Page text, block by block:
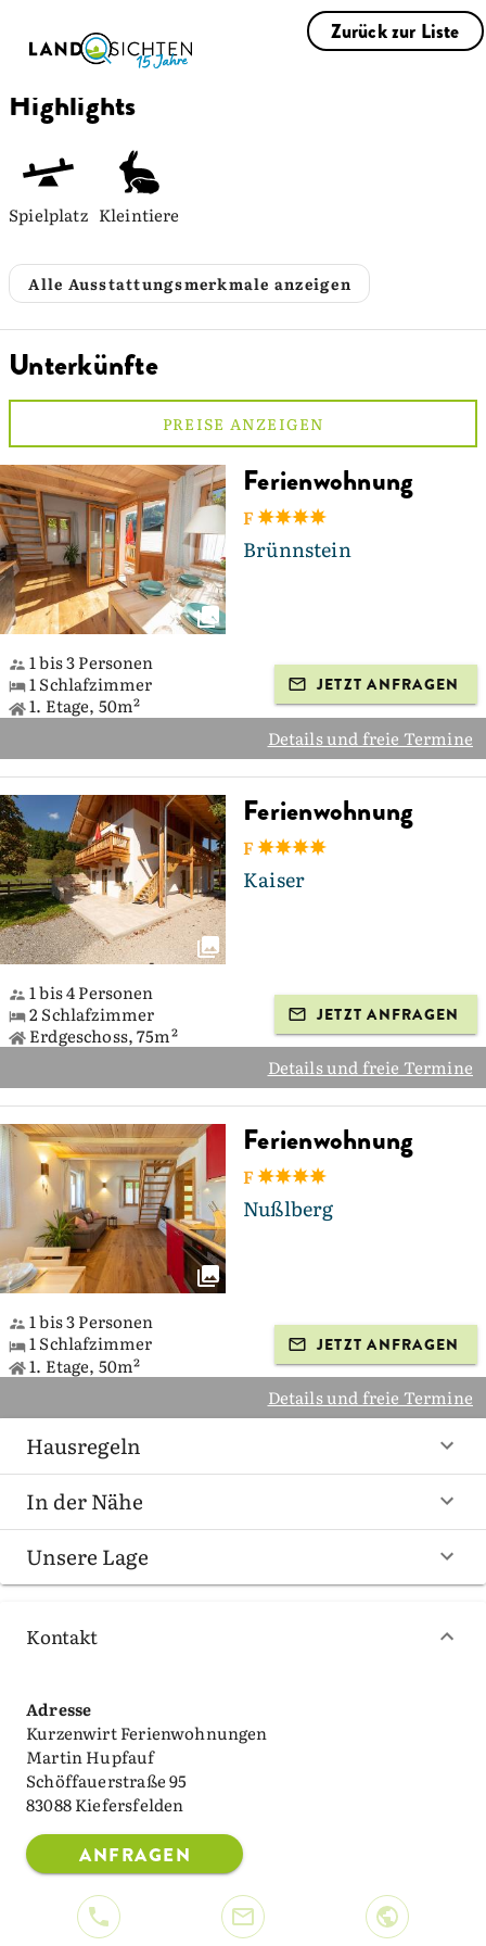
Zurück zur Liste
Highlights
Spielplatz Kleintiere
Alle Ausstattungsmerkmale anzeigen
Unterkünfte
PREISE ANZEIGEN
Ferienwohnung
F
Brünnstein
1 bis 3 Personen
1 Schlafzimmer
1. Etage, 50m²
JETZT ANFRAGEN
Details und freie Termine
Ferienwohnung
F
Kaiser
1 bis 4 Personen
2 Schlafzimmer
Erdgeschoss, 75m²
JETZT ANFRAGEN
Details und freie Termine
Ferienwohnung
F
Nußlberg
1 bis 3 Personen
1 Schlafzimmer
1. Etage, 50m²
JETZT ANFRAGEN
Details und freie Termine
Hausregeln
In der Nähe
Unsere Lage
Kontakt
Adresse
Kurzenwirt Ferienwohnungen
Martin Hupfauf
Schöffauerstraße 95
83088 Kiefersfelden
ANFRAGEN